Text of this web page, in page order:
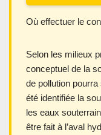
Où effectuer le
Selon les milieux
conceptuel de la
de pollution
été identifiée la
les eaux
être fait à l’aval